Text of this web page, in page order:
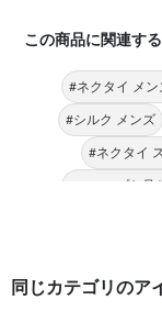
この商品に関連す
#ネクタイ メン
#シルク メンズ
#ネクタイ
同じカテゴリのア